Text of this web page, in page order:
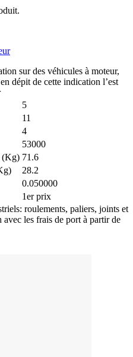
sur des véhicules à moteur,
dépit de cette indication l’est
5
11
4
53000
(Kg) 71.6
28.2
0.050000
1er prix
roulements, paliers, joints et
avec les frais de port à partir de